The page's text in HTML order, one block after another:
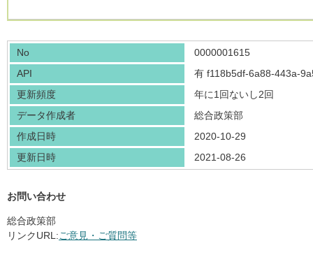
No
0000001615
API
有 f118b5df-6a88-443a-
更新頻度
年に1回ないし2回
データ作成者
総合政策部
作成日時
2020-10-29
更新日時
2021-08-26
お問い合わせ
総合政策部
リンクURL:ご意見・ご質問等